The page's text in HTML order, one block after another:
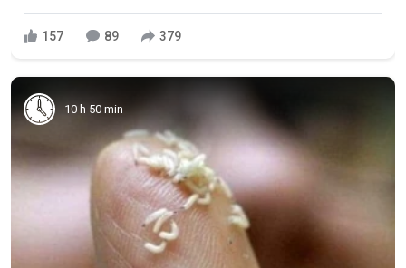
157 89 379
10 h 50 min